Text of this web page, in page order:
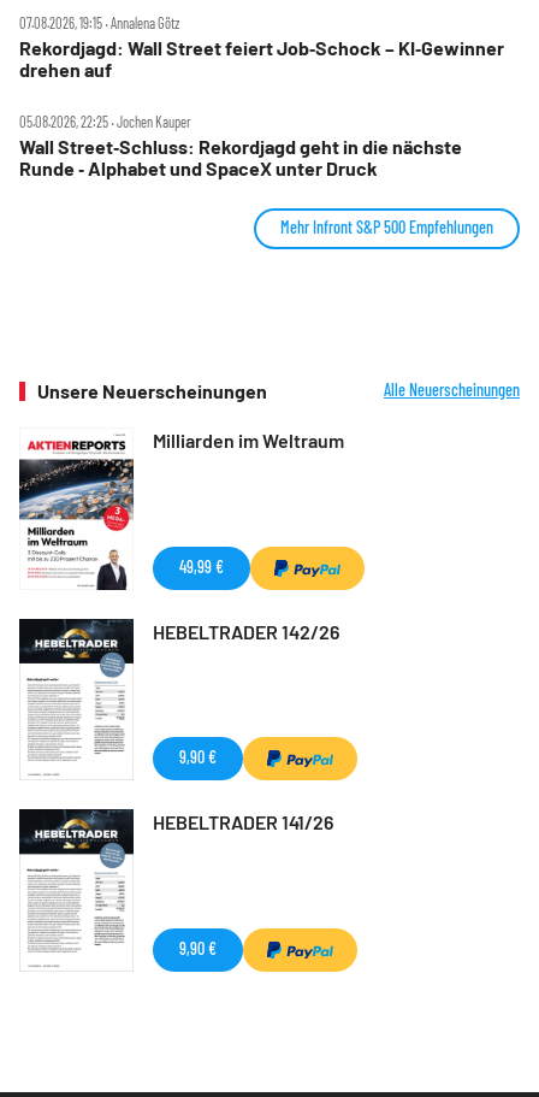
07.08.2026, 19:15 ‧ Annalena Götz
Rekordjagd: Wall Street feiert Job‑Schock – KI‑Gewinner
drehen auf
05.08.2026, 22:25 ‧ Jochen Kauper
Wall Street‑Schluss: Rekordjagd geht in die nächste
Runde ‑ Alphabet und SpaceX unter Druck
Mehr Infront S&P 500 Empfehlungen
Unsere Neuerscheinungen Alle Neuerscheinungen
Milliarden im Weltraum
49,99 €
HEBELTRADER 142/26
9,90 €
HEBELTRADER 141/26
9,90 €